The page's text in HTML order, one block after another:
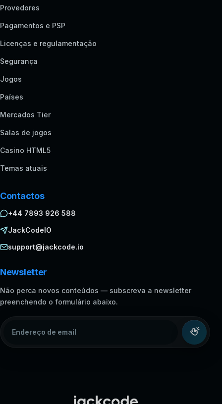
Provedores
Pagamentos e PSP
Licenças e regulamentação
Segurança
Jogos
Países
Mercados Tier
Salas de jogos
Casino HTML5
Temas atuais
Contactos
+44 7893 926 588
JackCodeIO
support@jackcode.io
Newsletter
Não perca novos conteúdos — subscreva a newsletter
preenchendo o formulário abaixo.